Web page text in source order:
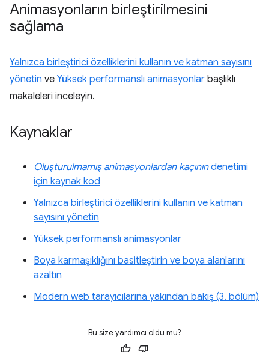
Animasyonların birleştirilmesini
sağlama
Yalnızca birleştirici özelliklerini kullanın ve katman sayısını
yönetin ve Yüksek performanslı animasyonlar başlıklı
makaleleri inceleyin.
Kaynaklar
Oluşturulmamış animasyonlardan kaçınındenetimi
için kaynak kod
Yalnızca birleştirici özelliklerini kullanın ve katman
sayısını yönetin
Yüksek performanslı animasyonlar
Boya karmaşıklığını basitleştirin ve boya alanlarını
azaltın
Modern web tarayıcılarına yakından bakış (3. bölüm)
Bu size yardımcı oldu mu?